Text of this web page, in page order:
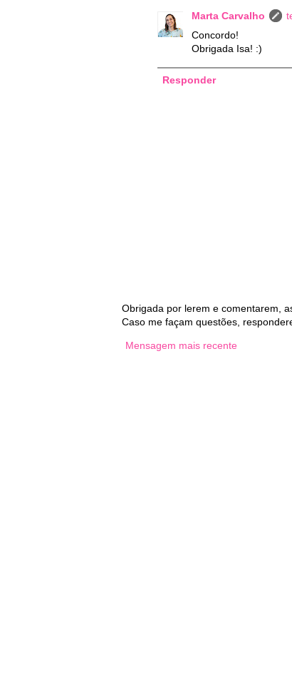
Marta Carvalho
Concordo!
Obrigada Isa! :)
Responder
Obrigada por lerem e comentarem,
Caso me façam questões,
Mensagem mais recente